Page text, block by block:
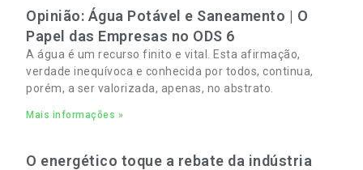
Opinião: Água Potável e Saneamento | O
Papel das Empresas no ODS 6
A água é um recurso finito e vital. Esta afirmação,
verdade inequívoca e conhecida por todos, continua,
porém, a ser valorizada, apenas, no abstrato.
Mais informações »
O energético toque a rebate da indústria